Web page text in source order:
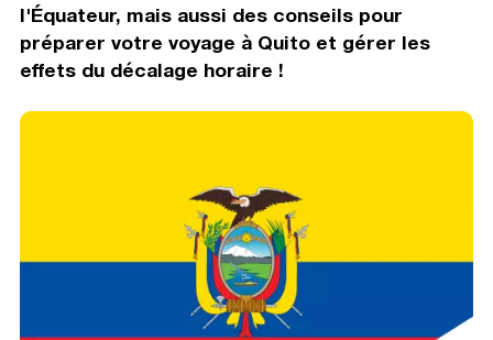
l'Équateur, mais aussi des conseils pour
préparer votre voyage à Quito et gérer les
effets du décalage horaire !